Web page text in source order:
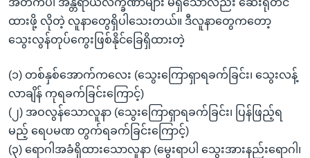
ထားဖို့ လိုတဲ့ လူနာတွေရှိပါသေးတယ်။ ဒီလူနာတွေကတော့
သွေးလွန်တုပ်ကွေးဖြစ်နိုင်ခြေရှိထားတဲ့
(၁) တစ်နှစ်အောက်ကလေး (သွေးကြောရှာရခက်ခြင်း၊ သွေးလန့်
လာချိန် ကုရခက်ခြင်းကြောင့်)
(၂) အဝလွန်သောလူနာ (သွေးကြောရှာရခက်ခြင်း၊ ပြန်ဖြည့်ရ
မည့် ရေပမဏ တွက်ရခက်ခြင်းကြောင့်)
(၃) ရောဂါအခံရှိထားသောလူနာ (မွေးရာပါ သွေးအားနည်းရောဂါ၊